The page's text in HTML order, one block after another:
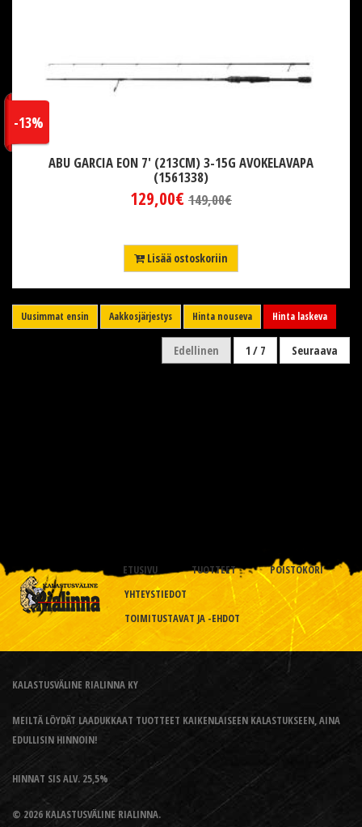
ABU GARCIA EON 7' (213CM) 3-15G AVOKELAVAPA
(1561338)
129,00€
-13%
149,00€
Lisää ostoskoriin
Uusimmat ensin Aakkosjärjestys Hinta nouseva Hinta laskeva
Edellinen 1 / 7 Seuraava
ETUSIVU TUOTTEET
POISTOKORI
YHTEYSTIEDOT
TOIMITUSTAVAT JA -EHDOT
KALASTUSVÄLINE RIALINNA KY
MEILTÄ LÖYDÄT LAADUKKAAT TUOTTEET KAIKENLAISEEN KALASTUKSEEN, AINA
EDULLISIN HINNOIN!
HINNAT SIS ALV. 25,5%
© 2026 KALASTUSVÄLINE RIALINNA.